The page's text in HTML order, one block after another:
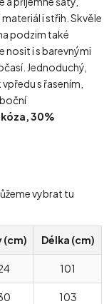
i střih. Skvěle
podzim také
i s barevnými
Jednoduchý,
s řasením,
30%
vybrat tu
(cm) Délka (cm)
101
103